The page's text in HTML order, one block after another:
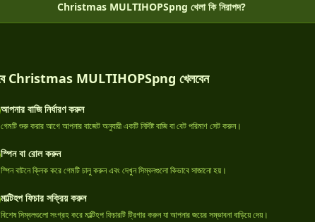
Christmas MULTIHOPSpng খেলা কি নিরাপদ?
Christmas MULTIHOPSpng খেলবেন
আপনার বাজি নির্ধারণ করুন
গেমটি শুরু করার আগে আপনার বাজেট অনুযায়ী একটি নির্দিষ্ট বাজি বা বেট পরিমাণ সেট করুন।
স্পিন বা রোল করুন
স্পিন বাটনে ক্লিক করে গেমটি চালু করুন এবং দেখুন সিম্বলগুলো কিভাবে সাজানো হয়।
মাল্টিহপ ফিচার সক্রিয় করুন
বিশেষ সিম্বলগুলো সংগ্রহ করে মাল্টিহপ ফিচারটি ট্রিগার করুন যা আপনার জয়ের সম্ভাবনা বাড়িয়ে দেয়।